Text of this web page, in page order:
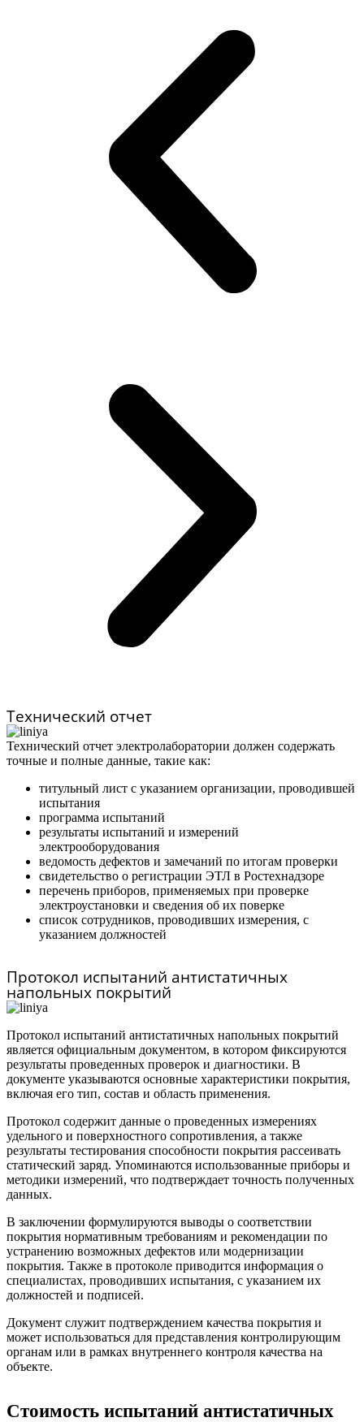
Технический отчет
Технический отчет электролаборатории должен содержать
точные и полные данные, такие как:
титульный лист с указанием организации, проводившей
испытания
программа испытаний
результаты испытаний и измерений
электрооборудования
ведомость дефектов и замечаний по итогам проверки
свидетельство о регистрации ЭТЛ в Ростехнадзоре
перечень приборов, применяемых при проверке
электроустановки и сведения об их поверке
список сотрудников, проводивших измерения, с
указанием должностей
Протокол испытаний антистатичных
напольных покрытий
Протокол испытаний антистатичных напольных покрытий
является официальным документом, в котором фиксируются
результаты проведенных проверок и диагностики. В
документе указываются основные характеристики покрытия,
включая его тип, состав и область применения.
Протокол содержит данные о проведенных измерениях
удельного и поверхностного сопротивления, а также
результаты тестирования способности покрытия рассеивать
статический заряд. Упоминаются использованные приборы и
методики измерений, что подтверждает точность полученных
данных.
В заключении формулируются выводы о соответствии
покрытия нормативным требованиям и рекомендации по
устранению возможных дефектов или модернизации
покрытия. Также в протоколе приводится информация о
специалистах, проводивших испытания, с указанием их
должностей и подписей.
Документ служит подтверждением качества покрытия и
может использоваться для представления контролирующим
органам или в рамках внутреннего контроля качества на
объекте.
Стоимость испытаний антистатичных